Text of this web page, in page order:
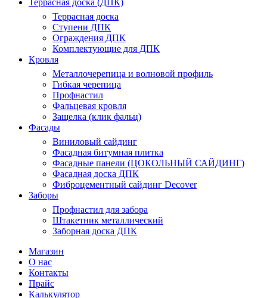
Террасная доска (ДПК)
Террасная доска
Ступени ДПК
Ограждения ДПК
Комплектующие для ДПК
Кровля
Металлочерепица и волновой профиль
Гибкая черепица
Профнастил
Фальцевая кровля
Защелка (клик фальц)
Фасады
Виниловый сайдинг
Фасадная битумная плитка
Фасадные панели (ЦОКОЛЬНЫЙ САЙДИНГ)
Фасадная доска ДПК
Фиброцементный сайдинг Decover
Заборы
Профнастил для забора
Штакетник металлический
Заборная доска ДПК
Магазин
О нас
Контакты
Прайс
Калькулятор